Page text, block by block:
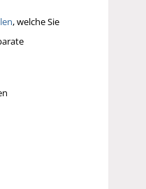
, welche Sie